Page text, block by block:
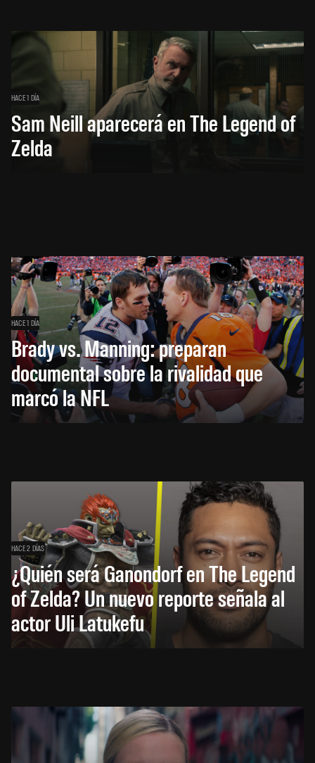
HACE 1 DÍA
Sam Neill aparecerá en The Legend of
Zelda
HACE 1 DÍA
Brady vs. Manning: preparan
documental sobre la rivalidad que
marcó la NFL
HACE 2 DÍAS
¿Quién será Ganondorf en The Legend
of Zelda? Un nuevo reporte señala al
actor Uli Latukefu